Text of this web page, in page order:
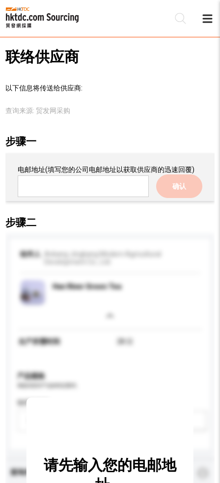
联络供应商
以下信息将传送给供应商:
查询来源: 贸发网采购
步骤一
电邮地址(填写您的公司电邮地址以获取供应商的迅速回覆)
确认
步骤二
收件人
Han River Green Tea
生产所需时间 28 日
产品规格
咖啡因类型
查询内容 *必须填写
请先输入您的电邮地